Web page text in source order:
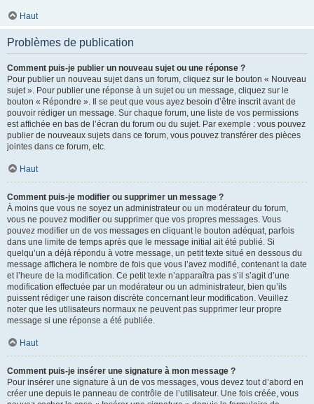
Haut
Problèmes de publication
Comment puis-je publier un nouveau sujet ou une réponse ?
Pour publier un nouveau sujet dans un forum, cliquez sur le bouton « Nouveau
sujet ». Pour publier une réponse à un sujet ou un message, cliquez sur le
bouton « Répondre ». Il se peut que vous ayez besoin d’être inscrit avant de
pouvoir rédiger un message. Sur chaque forum, une liste de vos permissions
est affichée en bas de l’écran du forum ou du sujet. Par exemple : vous pouvez
publier de nouveaux sujets dans ce forum, vous pouvez transférer des pièces
jointes dans ce forum, etc.
Haut
Comment puis-je modifier ou supprimer un message ?
À moins que vous ne soyez un administrateur ou un modérateur du forum,
vous ne pouvez modifier ou supprimer que vos propres messages. Vous
pouvez modifier un de vos messages en cliquant le bouton adéquat, parfois
dans une limite de temps après que le message initial ait été publié. Si
quelqu’un a déjà répondu à votre message, un petit texte situé en dessous du
message affichera le nombre de fois que vous l’avez modifié, contenant la date
et l’heure de la modification. Ce petit texte n’apparaîtra pas s’il s’agit d’une
modification effectuée par un modérateur ou un administrateur, bien qu’ils
puissent rédiger une raison discrète concernant leur modification. Veuillez
noter que les utilisateurs normaux ne peuvent pas supprimer leur propre
message si une réponse a été publiée.
Haut
Comment puis-je insérer une signature à mon message ?
Pour insérer une signature à un de vos messages, vous devez tout d’abord en
créer une depuis le panneau de contrôle de l’utilisateur. Une fois créée, vous